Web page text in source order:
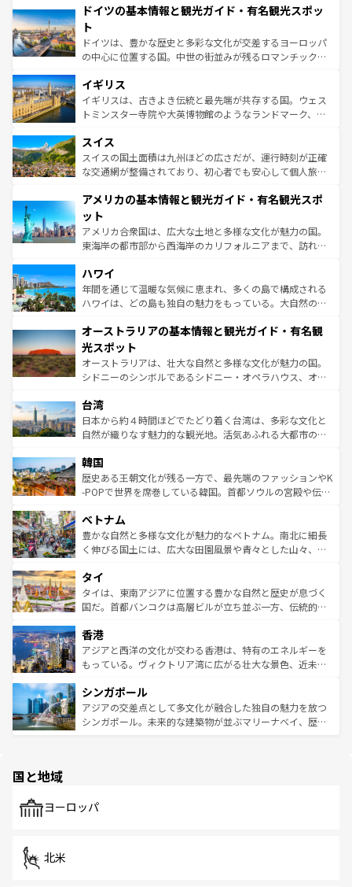
せる。地方によって風土や気候が異なるスペインはその個
ンテンツ一覧 を参照してほしい。
で、幅広い魅力が詰まっている。華麗な宮殿、歴史的な大
聖堂、美しいビーチ、そして豊かな自然が、訪れる者を心
から魅了する。また、フランスは美食の国としても知ら
れ、フランス料理はユネスコ無形文化遺産にも登録されて
香り高いラベンダー畑など、多彩な楽しみ方が可能だ。さ
らに、パリ以外の地域にも魅力が溢れており、どの街角に
も豊かな歴史と文化が息づいている。パリ以外の個性あふ
を参照してほしい。
ドイツの基本情報と観光ガイド・有名観光スポッ
ト
ドイツは、豊かな歴史と多彩な文化が交差するヨーロッパ
の中心に位置する国。中世の街並みが残るロマンチック街
顔を持つこの国は、どこを歩いても飽きることがない。ベ
ルリンの文化的活気、バイエルン州のアルプスの絶景、そ
してライン川沿いのワイン畑といった風景は必見。ビール
は、お酒好きな人にはぜひ体験してほしい。 なお、新着の
ドイツ情報はコンテンツ一覧を参照してほしい。
イギリス
イギリスは、古きよき伝統と最先端が共存する国。ウェス
トミンスター寺院や大英博物館のようなランドマーク、歴
リアごとに異なる魅力がある。また、優雅なアフタヌーン
ティー、ビール好きにはたまらない英国パブ、サッカー観
戦など、本場だからこそできる体験も豊富。イギリスを旅
ンツ一覧を参照してほしい。
スイス
スイスの国土面積は九州ほどの広さだが、運行時刻が正確
な交通網が整備されており、初心者でも安心して個人旅行
の建物がそのまま残る町や、スイスならではのユニークな
博物館もあり、アルプス観光だけでなく町歩きも満喫する
ことができる。国民の所得が高いため物価も高いが、旅行
者向けの交通パス提供のサービスもあり、うまく活用すれ
着のスイス情報は
アメリカの基本情報と観光ガイド・有名観光スポ
ット
アメリカ合衆国は、広大な土地と多様な文化が魅力の国。
東海岸の都市部から西海岸のカリフォルニアまで、訪れる
のような巨大都市は、観光、ショッピング、エンターテイ
ンメントが詰まった刺激的なスポットだ。一方、アメリカ
西部には大自然が広がり、グランドキャニオンやイエロー
部のニューオーリンズでは、音楽と美食が融合した独特の
文化が魅力。旅行者はアメリカの各地域で異なる魅力を楽
しみながら、その多様性と豊かな歴史を感じることができ
るだろう。車でのロードトリップや列車の旅も、アメリカ
情報は
ハワイ
年間を通じて温暖な気候に恵まれ、多くの島で構成される
ハワイは、どの島も独自の魅力をもっている。大自然の神
ワイ島は見逃せない。また、定番の観光地といえばオアフ
島だが、静かな自然を求めるならマウイ島やカウアイ島が
おすすめ。エメラルドグリーンに輝く海をはじめ、豊かな
文化や歴史が息づいている。「アロハスピリット」と呼ば
人々、おいしいローカルフードやハワイアンミュージッ
ク、伝統的なフラダンスなど、すべてがハワイの魅力を彩
っている。訪れるたびに新しい発見と感動が待っているハ
はコンテンツ一覧
オーストラリアの基本情報と観光ガイド・有名観
光スポット
オーストラリアは、壮大な自然と多様な文化が魅力の国。
シドニーのシンボルであるシドニー・オペラハウス、オー
リアリーフや大陸中央部にそびえるウルル（エアーズロッ
ク）、タスマニアの美しい原生林やケアンズの熱帯雨林な
ど、見どころがたくさん。また、カフェやワイン、オージ
いる。アクティビティも充実しており、サーフィンやダイ
ビング、ハイキングなど、アウトドア好きにはたまらな
い。オーストラリアの多彩な魅力を存分に味わいつくそ
参照してほしい。
台湾
日本から約４時間ほどでたどり着く台湾は、多彩な文化と
自然が織りなす魅力的な観光地。活気あふれる大都市の台
ン）、静ひつな山岳地帯である台湾東部など、都市の喧騒
と山間の静けさが共存しており、訪れる人に新しい発見と
驚きをもたらしてくれる。また、奥深い台湾の食文化も魅
容にもいいと評判のスイーツなど、バラエティ豊かな料理
が味わえる。 なお、新着の台湾情報は コンテンツ一覧を参
照してほしい。
韓国
歴史ある王朝文化が残る一方で、最先端のファッションやK
-POPで世界を席巻している韓国。首都ソウルの宮殿や伝統
き、地方に足を延ばせば四季折々の自然美を楽しむことが
できる。そして、キムチや焼肉、絶品のストリートフード
まで、さまざまな韓国料理が待っている。夜には、韓国な
リティに包まれながら、韓国の多彩な魅力を心ゆくまで味
わってみてほしい。 なお、新着の韓国情報はコンテンツ一
覧を参照してほしい。
ベトナム
豊かな自然と多様な文化が魅力的なベトナム。南北に細長
く伸びる国土には、広大な田園風景や青々とした山々、世
急速な発展と共に伝統が息づく。ハノイの古い町並みやホ
ーチミン市のフランス統治時代の建物も、独特の雰囲気を
醸し出している。また、バラエティの豊かさとおいしさで
とつ。フォーやバインミー、ベトナムコーヒーなどは、ぜ
ひ現地で味わいたい。どの地域を訪れてもあたたかい人々
が旅行者を迎えてくれるので、きっと忘れられない旅にな
参照してほしい。
タイ
タイは、東南アジアに位置する豊かな自然と歴史が息づく
国だ。首都バンコクは高層ビルが立ち並ぶ一方、伝統的な
の活気が交差している。北部ではチェンマイなどの山岳地
帯で自然と触れ合い、南部ではプーケットやクラビの美し
いビーチでリゾート気分を楽しむことができる。タイ料理
激する。気候は一年中温暖で、どの季節にも異なる楽しみ
が待っている。親しみやすいタイの人々、仏教を中心とし
た文化、そして多様な観光資源が、訪れる旅人を魅了し続
香港
アジアと西洋の文化が交わる香港は、特有のエネルギーを
もっている。ヴィクトリア湾に広がる壮大な景色、近未来
み、どこを訪れても感動するはず。観光スポットが密集し
ており、効率よく見どころを回れるのも魅力。息をのむよ
うな絶景から文化的な体験まで、香港を存分に楽しみ尽く
シンガポール
アジアの交差点として多文化が融合した独自の魅力を放つ
シンガポール。未来的な建築物が並ぶマリーナベイ、歴史
で、ホーカーズは地元の風情を楽しめる外せないスポット
国と地域
ヨーロッパ
北米